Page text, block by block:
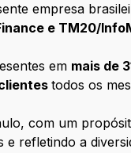
empresa
e TM20/
em mais de
todos os
com um
refletindo a